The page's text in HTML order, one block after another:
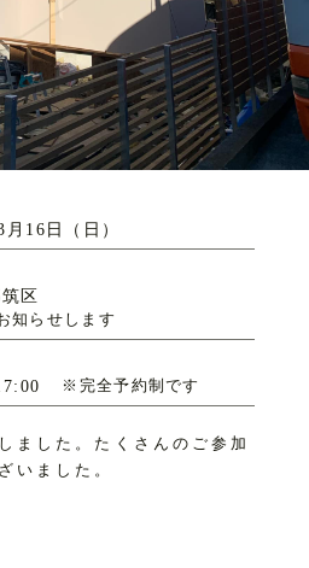
16日（日）
区
知らせします
※完全予約制です
ました。たくさんのご参加
いました。